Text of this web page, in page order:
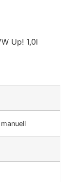
Up! 1,0l